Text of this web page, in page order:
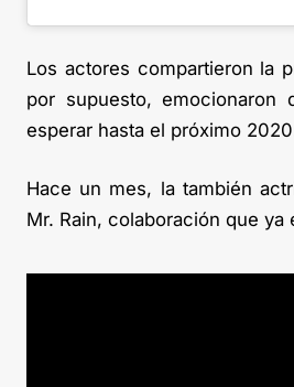
Los actores compartieron la
por supuesto,
esperar hasta el próximo
Hace un mes, la también
Mr. Rain, colaboración que